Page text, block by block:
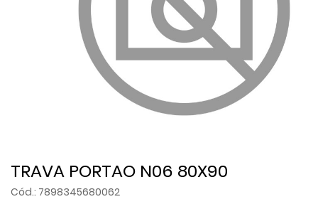
TRAVA PORTAO N06 80X90
Cód.: 7898345680062